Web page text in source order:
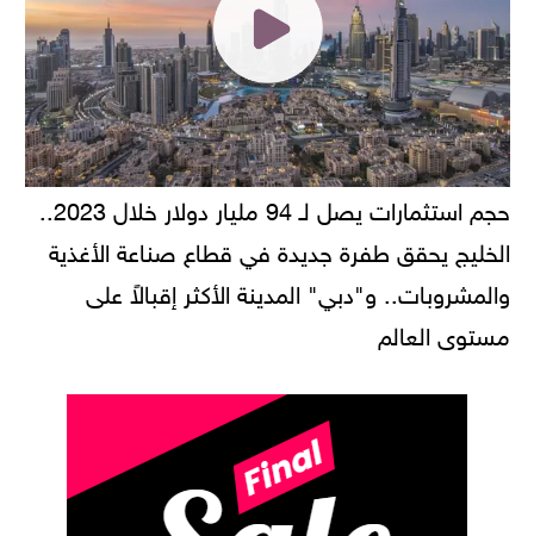
الخليج يحقق طفرة جديدة في قطاع صناعة الأغذية
والمشروبات.. و"دبي" المدينة الأكثر إقبالاً على
مستوى العالم